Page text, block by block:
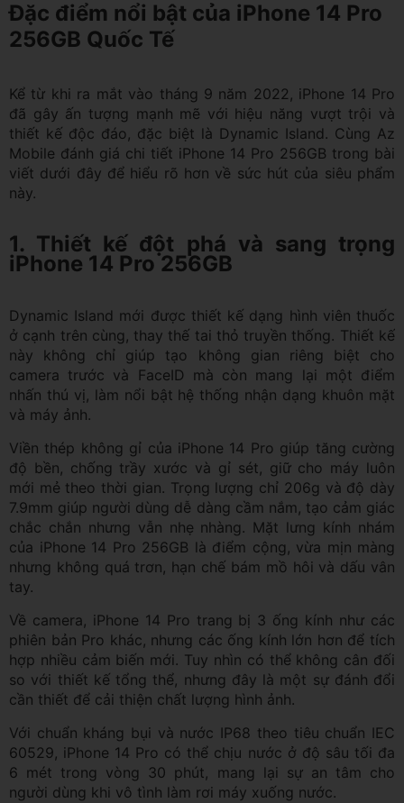
Đặc điểm nổi bật của iPhone 14 Pro
256GB Quốc Tế
Kể từ khi ra mắt vào tháng 9 năm 2022, iPhone 14 Pro
đã gây ấn tượng mạnh mẽ với hiệu năng vượt trội và
thiết kế độc đáo, đặc biệt là Dynamic Island. Cùng Az
Mobile đánh giá chi tiết iPhone 14 Pro 256GB trong bài
viết dưới đây để hiểu rõ hơn về sức hút của siêu phẩm
này.
1. Thiết kế đột phá và sang trọng
iPhone 14 Pro 256GB
Dynamic Island mới được thiết kế dạng hình viên thuốc
ở cạnh trên cùng, thay thế tai thỏ truyền thống. Thiết kế
này không chỉ giúp tạo không gian riêng biệt cho
camera trước và FaceID mà còn mang lại một điểm
nhấn thú vị, làm nổi bật hệ thống nhận dạng khuôn mặt
và máy ảnh.
Viền thép không gỉ của iPhone 14 Pro giúp tăng cường
độ bền, chống trầy xước và gỉ sét, giữ cho máy luôn
mới mẻ theo thời gian. Trọng lượng chỉ 206g và độ dày
7.9mm giúp người dùng dễ dàng cầm nắm, tạo cảm giác
chắc chắn nhưng vẫn nhẹ nhàng. Mặt lưng kính nhám
của iPhone 14 Pro 256GB là điểm cộng, vừa mịn màng
nhưng không quá trơn, hạn chế bám mồ hôi và dấu vân
tay.
Về camera, iPhone 14 Pro trang bị 3 ống kính như các
phiên bản Pro khác, nhưng các ống kính lớn hơn để tích
hợp nhiều cảm biến mới. Tuy nhìn có thể không cân đối
so với thiết kế tổng thể, nhưng đây là một sự đánh đổi
cần thiết để cải thiện chất lượng hình ảnh.
Với chuẩn kháng bụi và nước IP68 theo tiêu chuẩn IEC
60529, iPhone 14 Pro có thể chịu nước ở độ sâu tối đa
6 mét trong vòng 30 phút, mang lại sự an tâm cho
người dùng khi vô tình làm rơi máy xuống nước.